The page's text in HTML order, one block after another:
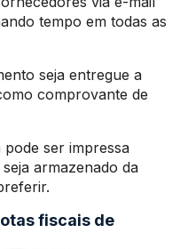
tempo em todas as
seja entregue a
comprovante de
ser impressa
armazenado da
fiscais de